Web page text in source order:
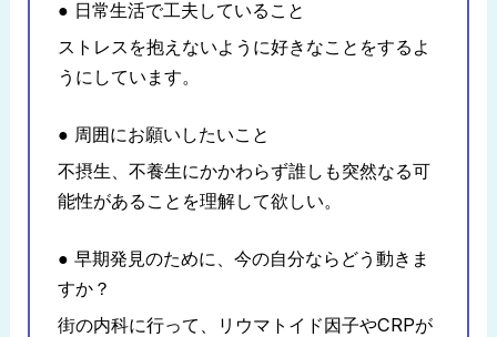
● 日常生活で工夫していること
ストレスを抱えないように好きなことをするよ
うにしています。
● 周囲にお願いしたいこと
不摂生、不養生にかかわらず誰しも突然なる可
能性があることを理解して欲しい。
● 早期発見のために、今の自分ならどう動きま
すか？
街の内科に行って、リウマトイド因子やCRPが